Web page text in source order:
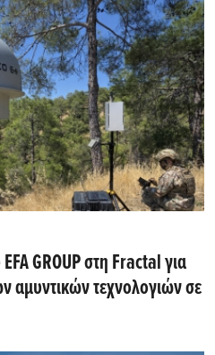
GROUP στη Fractal για
αμυντικών τεχνολογιών σε